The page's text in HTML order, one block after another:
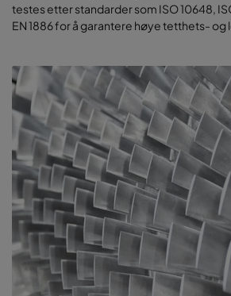
testes etter standarder som ISO 10648,
EN 1886 for å garantere høye tetthets- og